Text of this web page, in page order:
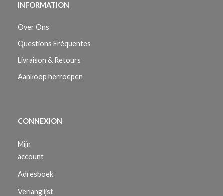
INFORMATION
Over Ons
Questions Fréquentes
Livraison & Retours
Aankoop herroepen
CONNEXION
Mijn
account
Adresboek
Verlanglijst